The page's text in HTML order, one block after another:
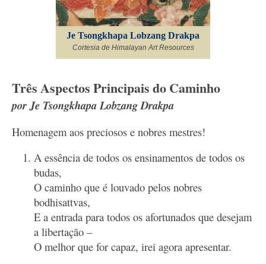
Je Tsongkhapa Lobzang Drakpa
Cortesia de Himalayan Art Resources
Três Aspectos Principais do Caminho
por Je Tsongkhapa Lobzang Drakpa
Homenagem aos preciosos e nobres mestres!
A essência de todos os ensinamentos de todos os
budas,
O caminho que é louvado pelos nobres
bodhisattvas,
E a entrada para todos os afortunados que desejam
a libertação –
O melhor que for capaz, irei agora apresentar.